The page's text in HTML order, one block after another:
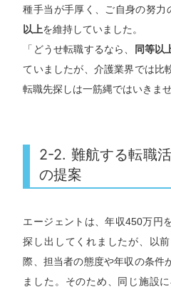
種手当が手厚く、ご自身の努力
以上を維持していました。
「どうせ転職するなら、
同等以
ていましたが、介護業界では比
転職先探しは一筋縄ではいきませ
2-2. 難航する転職
の提案
エージェントは、年収450万円
探し出してくれましたが、以
際、担当者の態度や年収の条件
ました。そのため、同じ施設